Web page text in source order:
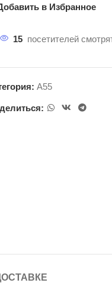
в Избранное
15 посетителей
A55